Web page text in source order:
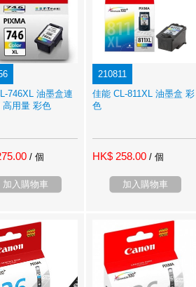
746XL 油墨盒連
高用量 彩色
/ 個
加入購物車
210811
佳能 CL-811XL 油墨盒 彩
色
HK$ 258.00 / 個
加入購物車